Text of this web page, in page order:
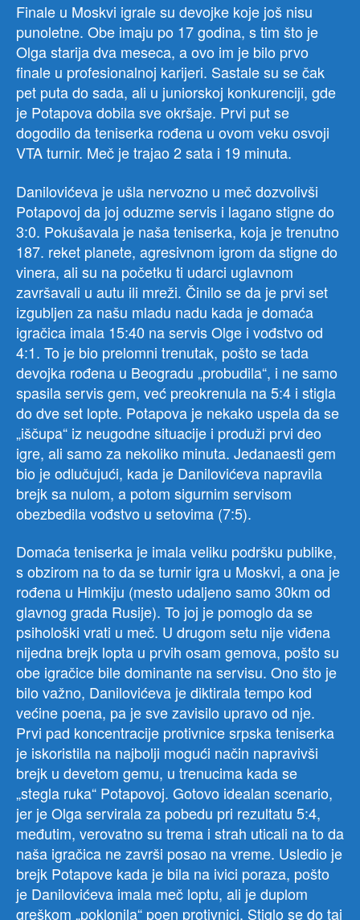
Finale u Moskvi igrale su devojke koje još nisu
punoletne. Obe imaju po 17 godina, s tim što je
Olga starija dva meseca, a ovo im je bilo prvo
finale u profesionalnoj karijeri. Sastale su se čak
pet puta do sada, ali u juniorskoj konkurenciji, gde
je Potapova dobila sve okršaje. Prvi put se
dogodilo da teniserka rođena u ovom veku osvoji
VTA turnir. Meč je trajao 2 sata i 19 minuta.
Danilovićeva je ušla nervozno u meč dozvolivši
Potapovoj da joj oduzme servis i lagano stigne do
3:0. Pokušavala je naša teniserka, koja je trenutno
187. reket planete, agresivnom igrom da stigne do
vinera, ali su na početku ti udarci uglavnom
završavali u autu ili mreži. Činilo se da je prvi set
izgubljen za našu mladu nadu kada je domaća
igračica imala 15:40 na servis Olge i vođstvo od
4:1. To je bio prelomni trenutak, pošto se tada
devojka rođena u Beogradu „probudila“, i ne samo
spasila servis gem, već preokrenula na 5:4 i stigla
do dve set lopte. Potapova je nekako uspela da se
„iščupa“ iz neugodne situacije i produži prvi deo
igre, ali samo za nekoliko minuta. Jedanaesti gem
bio je odlučujući, kada je Danilovićeva napravila
brejk sa nulom, a potom sigurnim servisom
obezbedila vođstvo u setovima (7:5).
Domaća teniserka je imala veliku podršku publike,
s obzirom na to da se turnir igra u Moskvi, a ona je
rođena u Himkiju (mesto udaljeno samo 30km od
glavnog grada Rusije). To joj je pomoglo da se
psihološki vrati u meč. U drugom setu nije viđena
nijedna brejk lopta u prvih osam gemova, pošto su
obe igračice bile dominante na servisu. Ono što je
bilo važno, Danilovićeva je diktirala tempo kod
većine poena, pa je sve zavisilo upravo od nje.
Prvi pad koncentracije protivnice srpska teniserka
je iskoristila na najbolji mogući način napravivši
brejk u devetom gemu, u trenucima kada se
„stegla ruka“ Potapovoj. Gotovo idealan scenario,
jer je Olga servirala za pobedu pri rezultatu 5:4,
međutim, verovatno su trema i strah uticali na to da
naša igračica ne završi posao na vreme. Usledio je
brejk Potapove kada je bila na ivici poraza, pošto
je Danilovićeva imala meč loptu, ali je duplom
greškom „poklonila“ poen protivnici. Stiglo se do taj